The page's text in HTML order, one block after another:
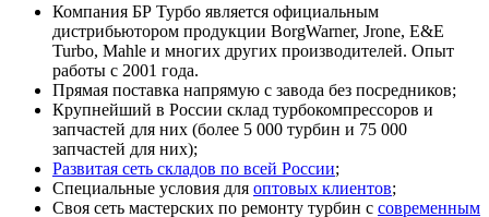
Компания БР Турбо является официальным
дистрибьютором продукции BorgWarner, Jrone, E&E
Turbo, Mahle и многих других производителей. Опыт
работы с 2001 года.
Прямая поставка напрямую с завода без посредников;
Крупнейший в России склад турбокомпрессоров и
запчастей для них (более 5 000 турбин и 75 000
запчастей для них);
Развитая сеть складов по всей России;
Специальные условия для оптовых клиентов;
Своя сеть мастерских по ремонту турбин с современным